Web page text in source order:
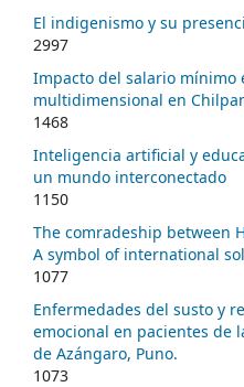
El indigenismo y su
2997
Impacto del salario mínimo
multidimensional en
1468
Inteligencia artificial y
un mundo interconectado
1150
The comradeship between
A symbol of international
1077
Enfermedades del susto y
emocional en pacientes de
de Azángaro, Puno.
1073